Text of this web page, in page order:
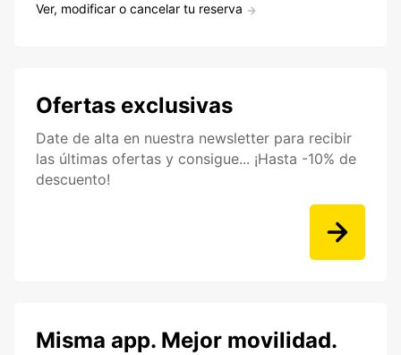
Ver, modificar o cancelar tu reserva
Ofertas exclusivas
Date de alta en nuestra newsletter para recibir
las últimas ofertas y consigue... ¡Hasta -10% de
descuento!
Misma app. Mejor movilidad.